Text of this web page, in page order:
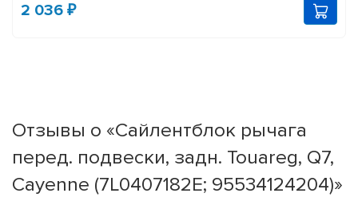
2 036 ₽
Отзывы о «Сайлентблок рычага
перед. подвески, задн. Touareg, Q7,
Cayenne (7L0407182E; 95534124204)»